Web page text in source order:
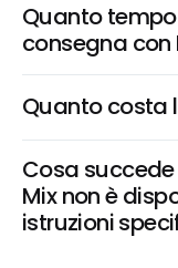
Quanto
consegna con
Quanto costa
Cosa
Mix non è
istruzioni